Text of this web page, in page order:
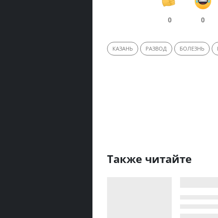
0 0
КАЗАНЬ РАЗВОД БОЛЕЗНЬ
Также читайте